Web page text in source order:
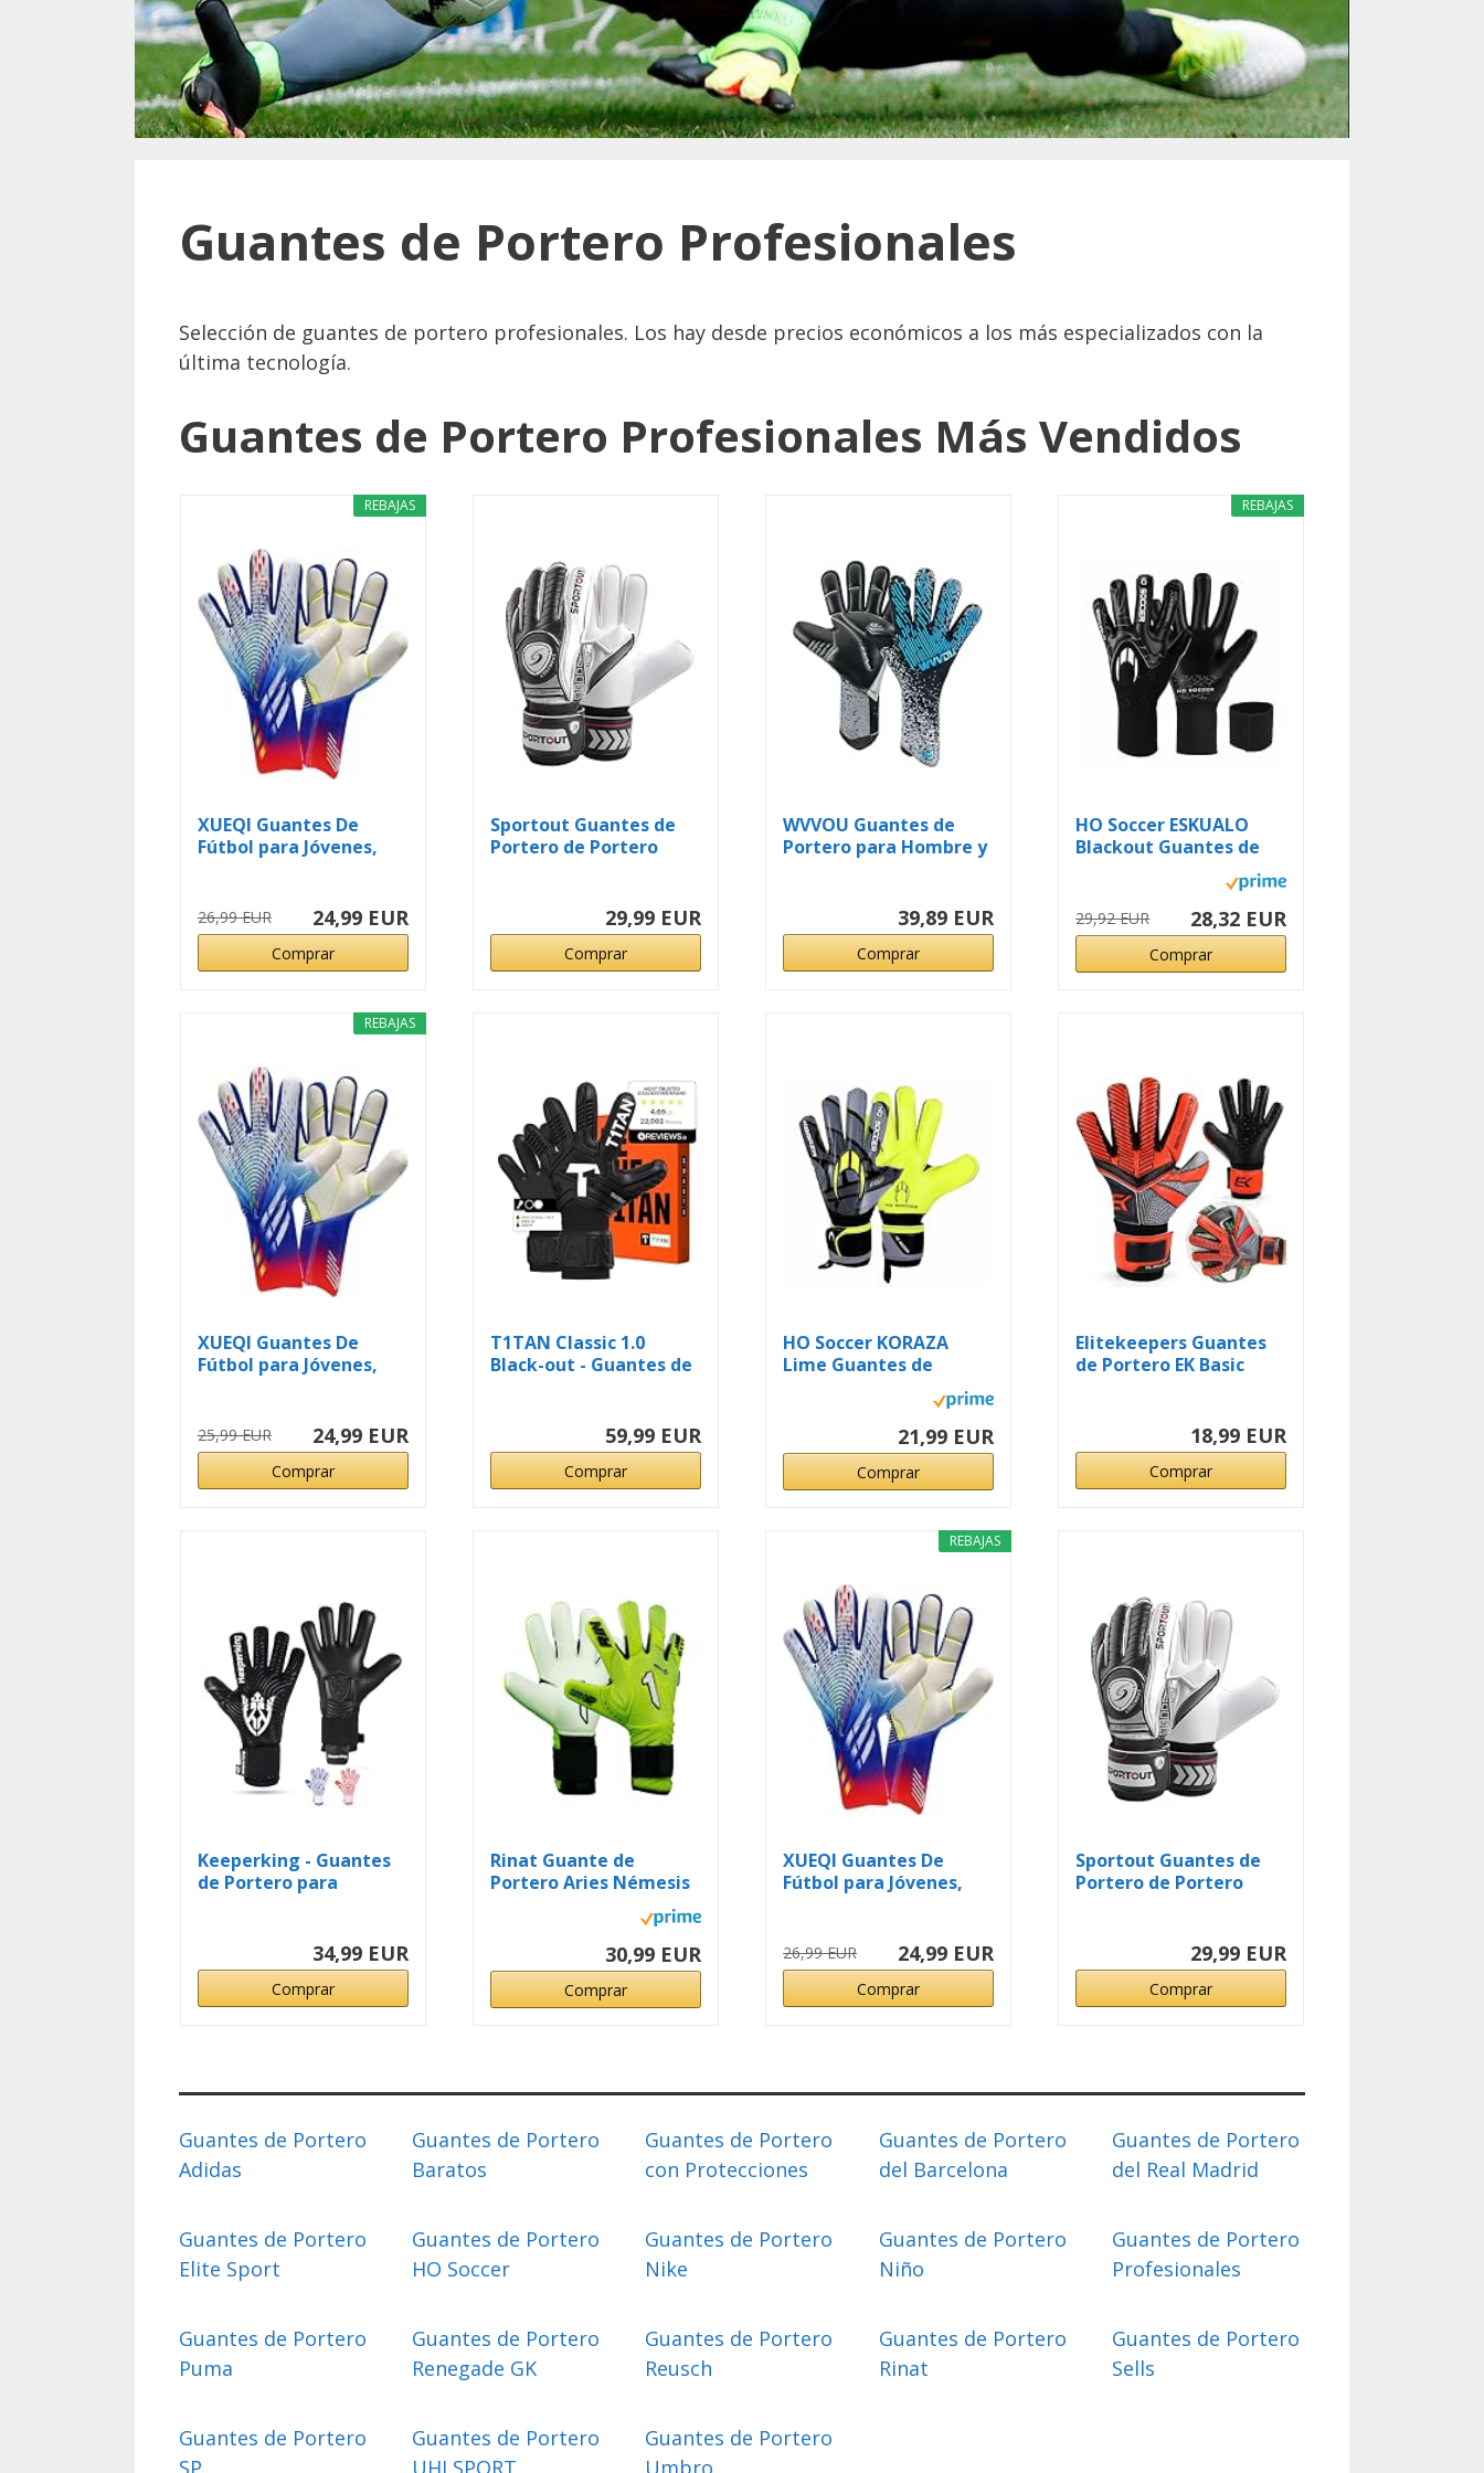
Guantes de Portero Profesionales
Selección de guantes de portero profesionales. Los hay desde precios económicos a los más especializados con la
última tecnología.
Guantes de Portero Profesionales Más Vendidos
REBAJAS
XUEQI Guantes De
Fútbol para Jóvenes,
26,99 EUR 24,99 EUR
Comprar
Sportout Guantes de
Portero de Portero
29,99 EUR
Comprar
WVVOU Guantes de
Portero para Hombre y
39,89 EUR
Comprar
REBAJAS
HO Soccer ESKUALO
Blackout Guantes de
29,92 EUR 28,32 EUR
Comprar
REBAJAS
XUEQI Guantes De
Fútbol para Jóvenes,
25,99 EUR 24,99 EUR
Comprar
T1TAN Classic 1.0
Black-out - Guantes de
59,99 EUR
Comprar
HO Soccer KORAZA
Lime Guantes de
21,99 EUR
Comprar
Elitekeepers Guantes
de Portero EK Basic
18,99 EUR
Comprar
Keeperking - Guantes
de Portero para
34,99 EUR
Comprar
Rinat Guante de
Portero Aries Némesis
30,99 EUR
Comprar
REBAJAS
XUEQI Guantes De
Fútbol para Jóvenes,
26,99 EUR 24,99 EUR
Comprar
Sportout Guantes de
Portero de Portero
29,99 EUR
Comprar
Guantes de Portero
Adidas
Guantes de Portero
Baratos
Guantes de Portero
con Protecciones
Guantes de Portero
del Barcelona
Guantes de Portero
del Real Madrid
Guantes de Portero
Elite Sport
Guantes de Portero
HO Soccer
Guantes de Portero
Nike
Guantes de Portero
Niño
Guantes de Portero
Profesionales
Guantes de Portero
Puma
Guantes de Portero
Renegade GK
Guantes de Portero
Reusch
Guantes de Portero
Rinat
Guantes de Portero
Sells
Guantes de Portero
SP
Guantes de Portero
UHLSPORT
Guantes de Portero
Umbro